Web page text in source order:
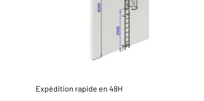
Expédition rapide en 48H